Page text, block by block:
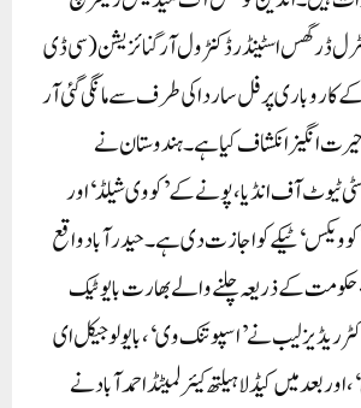
ڈرگس اسٹینڈرڈ کنٹرول آرگنائزیشن (سی ڈی
پرفل ساردا کی طرف سے مانگی گئی آر
انگیز انکشاف کیا ہے۔ہندوستان نے
ٹیوٹ آف انڈیا، پونے کے ’کووی شیلڈ‘ اور
ویکس‘ ٹیکے کو اجازت دی ہے۔ حیدر آباد واقع
کے ذریعہ چلنے والے بھارت بایوٹیک
ریڈیز لیب نے ’اسپوتنک وی‘، بایولوجیکل ای
بعد میں کیڈلا ہیلتھ کیئر لمیٹڈ احمد آباد نے